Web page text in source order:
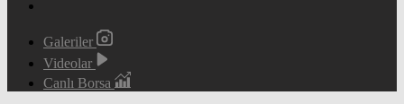
Galeriler
Videolar
Canlı Borsa